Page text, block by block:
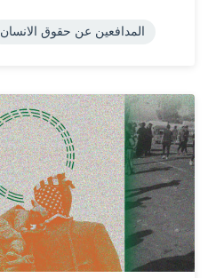
المدافعين عن حقوق الانسان